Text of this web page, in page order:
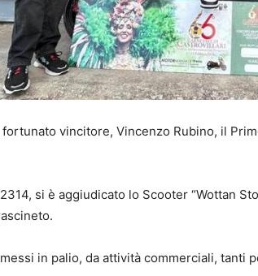
fortunato vincitore, Vincenzo Rubino, il
si è aggiudicato lo Scooter “Wottan
in palio, da attività commerciali, tanti